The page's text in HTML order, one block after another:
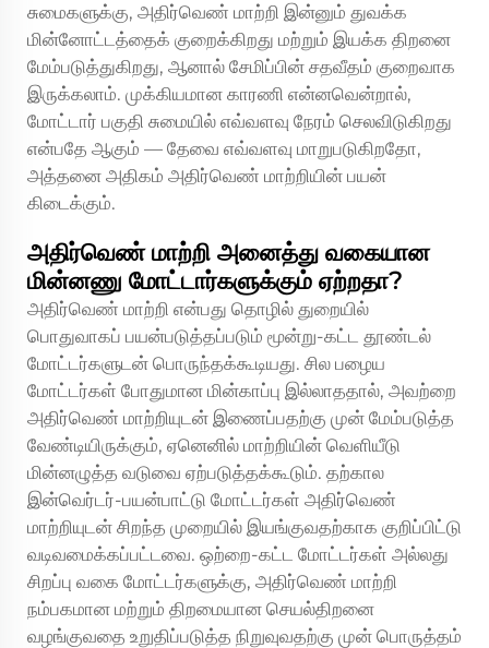
சுமைகளுக்கு, அதிர்வெண் மாற்றி இன்னும் துவக்க
மின்னோட்டத்தைக் குறைக்கிறது மற்றும் இயக்க திறனை
மேம்படுத்துகிறது, ஆனால் சேமிப்பின் சதவீதம் குறைவாக
இருக்கலாம். முக்கியமான காரணி என்னவென்றால்,
மோட்டார் பகுதி சுமையில் எவ்வளவு நேரம் செலவிடுகிறது
என்பதே ஆகும் — தேவை எவ்வளவு மாறுபடுகிறதோ,
அத்தனை அதிகம் அதிர்வெண் மாற்றியின் பயன்
கிடைக்கும்.
அதிர்வெண் மாற்றி அனைத்து வகையான
மின்னணு மோட்டார்களுக்கும் ஏற்றதா?
அதிர்வெண் மாற்றி என்பது தொழில் துறையில்
பொதுவாகப் பயன்படுத்தப்படும் மூன்று-கட்ட தூண்டல்
மோட்டர்களுடன் பொருந்தக்கூடியது. சில பழைய
மோட்டர்கள் போதுமான மின்காப்பு இல்லாததால், அவற்றை
அதிர்வெண் மாற்றியுடன் இணைப்பதற்கு முன் மேம்படுத்த
வேண்டியிருக்கும், ஏனெனில் மாற்றியின் வெளியீடு
மின்னழுத்த வடுவை ஏற்படுத்தக்கூடும். தற்கால
இன்வெர்டர்-பயன்பாட்டு மோட்டர்கள் அதிர்வெண்
மாற்றியுடன் சிறந்த முறையில் இயங்குவதற்காக குறிப்பிட்டு
வடிவமைக்கப்பட்டவை. ஒற்றை-கட்ட மோட்டர்கள் அல்லது
சிறப்பு வகை மோட்டர்களுக்கு, அதிர்வெண் மாற்றி
நம்பகமான மற்றும் திறமையான செயல்திறனை
வழங்குவதை உறுதிப்படுத்த நிறுவுவதற்கு முன் பொருத்தம்